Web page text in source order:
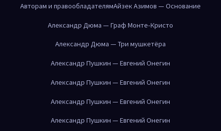
Авторам и правообладателямАйзек Азимов — Основание
Александр Дюма — Граф Монте-Кристо
Александр Дюма — Три мушкетёра
Александр Пушкин — Евгений Онегин
Александр Пушкин — Евгений Онегин
Александр Пушкин — Евгений Онегин
Александр Пушкин — Евгений Онегин